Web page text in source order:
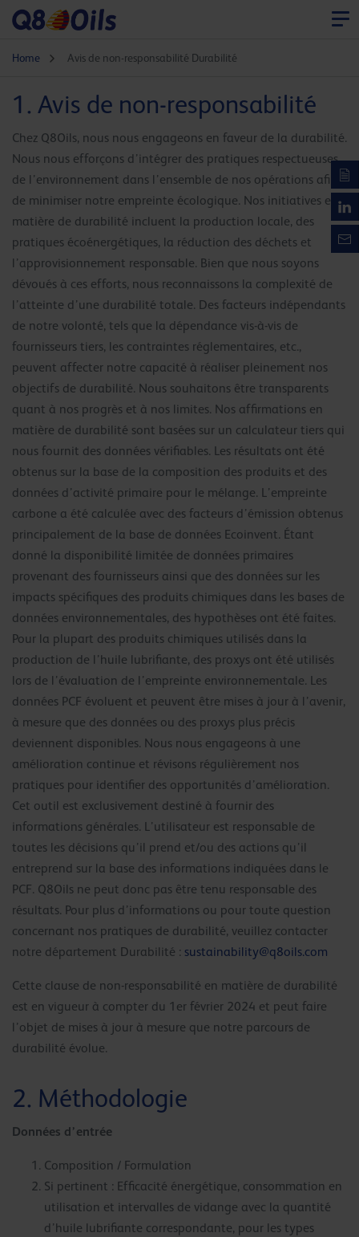
Home Avis de non-responsabilité Durabilité
1. Avis de non-responsabilité
Chez Q8Oils, nous nous engageons en faveur de la durabilité.
Nous nous efforçons d’intégrer des pratiques respectueuses
de l’environnement dans l’ensemble de nos opérations afin
de minimiser notre empreinte écologique. Nos initiatives en
matière de durabilité incluent la production locale, des
pratiques écoénergétiques, la réduction des déchets et
l’approvisionnement responsable. Bien que nous soyons
dévoués à ces efforts, nous reconnaissons la complexité de
l’atteinte d’une durabilité totale. Des facteurs indépendants
de notre volonté, tels que la dépendance vis-à-vis de
fournisseurs tiers, les contraintes réglementaires, etc.,
peuvent affecter notre capacité à réaliser pleinement nos
objectifs de durabilité. Nous souhaitons être transparents
quant à nos progrès et à nos limites. Nos affirmations en
matière de durabilité sont basées sur un calculateur tiers qui
nous fournit des données vérifiables. Les résultats ont été
obtenus sur la base de la composition des produits et des
données d’activité primaire pour le mélange. L’empreinte
carbone a été calculée avec des facteurs d’émission obtenus
principalement de la base de données Ecoinvent. Étant
donné la disponibilité limitée de données primaires
provenant des fournisseurs ainsi que des données sur les
impacts spécifiques des produits chimiques dans les bases de
données environnementales, des hypothèses ont été faites.
Pour la plupart des produits chimiques utilisés dans la
production de l’huile lubrifiante, des proxys ont été utilisés
lors de l’évaluation de l’empreinte environnementale. Les
données PCF évoluent et peuvent être mises à jour à l’avenir,
à mesure que des données ou des proxys plus précis
deviennent disponibles. Nous nous engageons à une
amélioration continue et révisons régulièrement nos
pratiques pour identifier des opportunités d’amélioration.
Cet outil est exclusivement destiné à fournir des
informations générales. L’utilisateur est responsable de
toutes les décisions qu’il prend et/ou des actions qu’il
entreprend sur la base des informations indiquées dans le
PCF. Q8Oils ne peut donc pas être tenu responsable des
résultats. Pour plus d’informations ou pour toute question
concernant nos pratiques de durabilité, veuillez contacter
notre département Durabilité : sustainability@q8oils.com
Cette clause de non-responsabilité en matière de durabilité
est en vigueur à compter du 1er février 2024 et peut faire
l’objet de mises à jour à mesure que notre parcours de
durabilité évolue.
2. Méthodologie
Données d’entrée
Composition / Formulation
Si pertinent : Efficacité énergétique, consommation en
utilisation et intervalles de vidange avec la quantité
d’huile lubrifiante correspondante, pour les types